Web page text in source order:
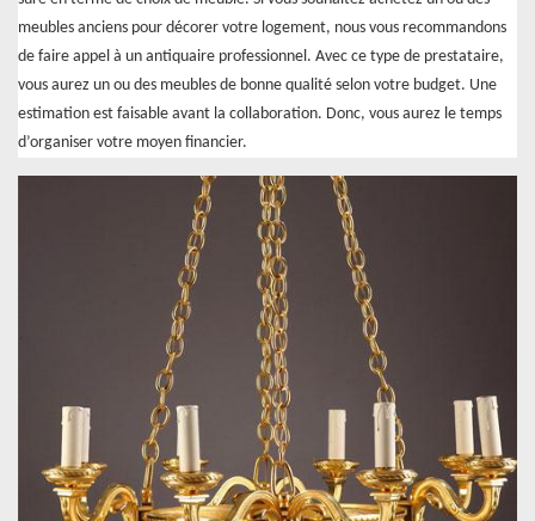
meubles anciens pour décorer votre logement, nous vous recommandons
de faire appel à un antiquaire professionnel. Avec ce type de prestataire,
vous aurez un ou des meubles de bonne qualité selon votre budget. Une
estimation est faisable avant la collaboration. Donc, vous aurez le temps
d’organiser votre moyen financier.